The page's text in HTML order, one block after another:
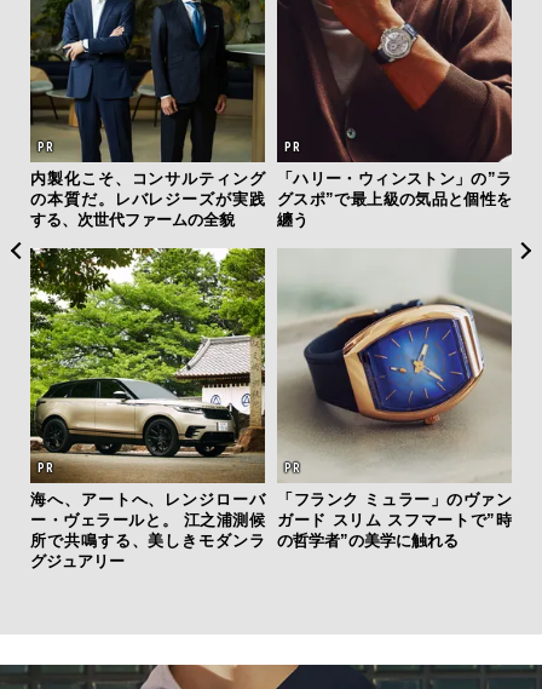
内製化こそ、コンサルティング
の本質だ。レバレジーズが実践
する、次世代ファームの全貌
「ハリー・ウィンストン」の”ラ
グスポ”で最上級の気品と個性を
纏う
海へ、アートへ、レンジローバ
ー・ヴェラールと。 江之浦測候
所で共鳴する、美しきモダンラ
グジュアリー
「フランク ミュラー」のヴァン
ガード スリム スフマートで”時
の哲学者”の美学に触れる
な